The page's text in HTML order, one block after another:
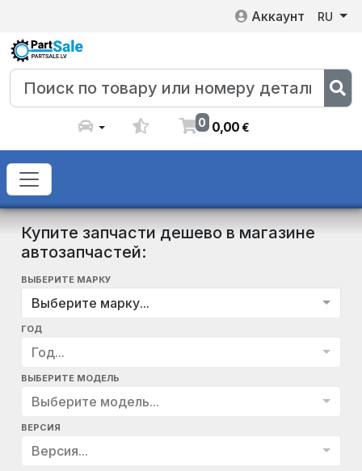
Аккаунт RU
0 0,00€
Купите запчасти дешево в магазине
автозапчастей:
ВЫБЕРИТЕ МАРКУ
Выберите марку...
ГОД
Год...
ВЫБЕРИТЕ МОДЕЛЬ
Выберите модель...
ВЕРСИЯ
Версия...